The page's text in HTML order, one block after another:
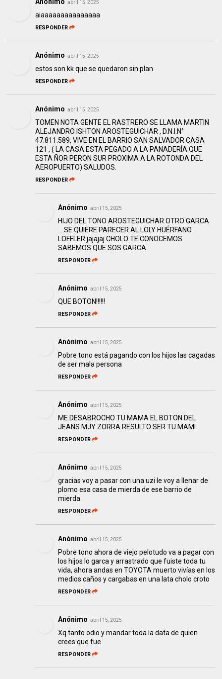
abril 15, 2025
aiaaaaaaaaaaaaaaa
RESPONDER
Anónimo abril 15, 2025
estos son kk que se quedaron sin plan
RESPONDER
Anónimo abril 15, 2025
TOMEN NOTA GENTE EL RASTRERO SE LLAMA MARTIN
ALEJANDRO ISHTON AROSTEGUICHAR , D.N.I.N°
47.811.589, VIVE EN EL BARRIO SAN SALVADOR CASA
121 , ( LA CASA ESTA PEGADO A LA PANADERÍA QUE
ESTA ÑOR PERON SUR PROXIMA A LA ROTONDA DEL
AEROPUERTO) SALUDOS.
RESPONDER
Anónimo abril 15, 2025
HIJO DEL TONO AROSTEGUICHAR OTRO GARCA
….SE QUIERE PARECER AL LOLY HUÉRFANO
LOFFLER jajajaj CHOLO TE CONOCEMOS
SABEMOS QUE SOS GARCA
RESPONDER
Anónimo abril 15, 2025
QUE BOTON!!!!!!
RESPONDER
Anónimo abril 15, 2025
Pobre tono está pagando con los hijos las cagadas
de ser mala persona
RESPONDER
Anónimo abril 15, 2025
ME.DESABROCHO TU MAMA EL BOTON DEL
JEANS MJY ZORRA RESULTO SER TU MAMI
RESPONDER
Anónimo abril 15, 2025
gracias voy a pasar con una uzi le voy a llenar de
plomo esa casa de mierda de ese barrio de
mierda
RESPONDER
Anónimo abril 15, 2025
Pobre tono ahora de viejo pelotudo va a pagar con
los hijos lo garca y arrastrado que fuiste toda tu
vida, ahora andas en TOYOTA muerto vivías en los
medios caños y cargabas en una lata cholo croto
RESPONDER
Anónimo abril 15, 2025
Xq tanto odio y mandar toda la data de quien
crees que fue
RESPONDER